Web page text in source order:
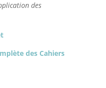
des
des Cahiers